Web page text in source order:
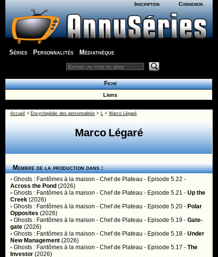
Inscription Connexion
Séries Personnalités Médiathèque
Fiche
Liens
Accueil > Encyclopédie des personnalités > L> Marco Légaré
Marco Légaré
Membre de la production dans :
• Ghosts : Fantômes à la maison - Chef de Plateau - Episode 5.22 -
Across the Pond (2026)
• Ghosts : Fantômes à la maison - Chef de Plateau - Episode 5.21 -Up the
Creek (2026)
• Ghosts : Fantômes à la maison - Chef de Plateau - Episode 5.20 - Polar
Opposites (2026)
• Ghosts : Fantômes à la maison - Chef de Plateau - Episode 5.19 -Gate-
gate (2026)
• Ghosts : Fantômes à la maison - Chef de Plateau - Episode 5.18 -Under
New Management (2026)
• Ghosts : Fantômes à la maison - Chef de Plateau - Episode 5.17 -The
Investor (2026)